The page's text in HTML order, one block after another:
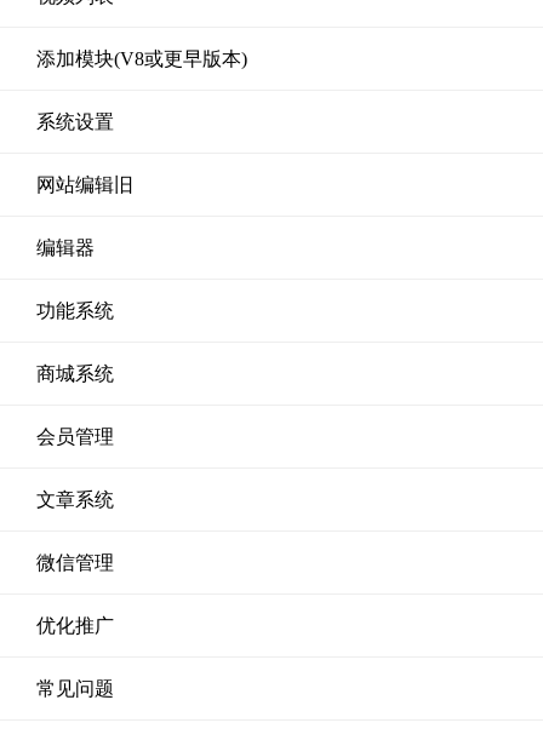
添加模块(V8或更早版本)
系统设置
网站编辑旧
编辑器
功能系统
商城系统
会员管理
文章系统
微信管理
优化推广
常见问题